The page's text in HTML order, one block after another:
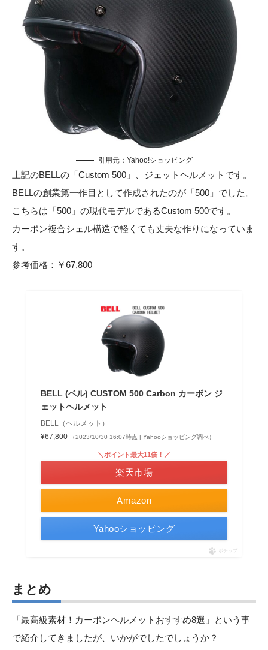
引用元： Yahoo!ショッピング
上記のBELLの「Custom 500」、ジェットヘルメットです。
BELLの創業第一作目として作成されたのが「500」でした。
こちらは「500」の現代モデルであるCustom 500です。
カーボン複合シェル構造で軽くても丈夫な作りになっていま
す。
参考価格：￥67,800
BELL (ベル) CUSTOM 500 Carbon カーボン ジ
ェットヘルメット
BELL（ヘルメット）
¥67,800
（2023/10/30 16:07時点 | Yahooショッピング調べ）
Amazon
＼ポイント最大11倍！／
楽天市場
Yahooショッピング
ポチップ
まとめ
「最高級素材！カーボンヘルメットおすすめ8選」という事
で紹介してきましたが、いかがでしたでしょうか？